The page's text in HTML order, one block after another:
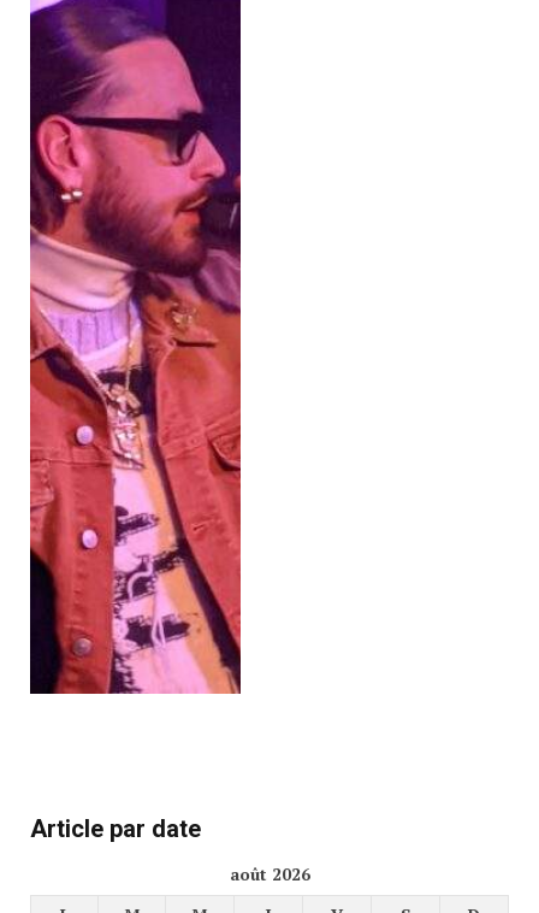
Article par date
août 2026